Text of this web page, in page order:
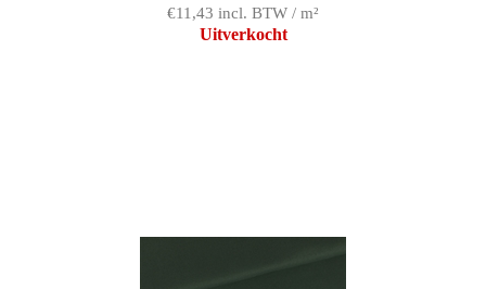
€11,43 incl. BTW / m²
Uitverkocht